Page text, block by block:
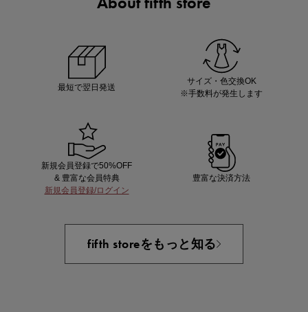
最短で翌日発送
サイズ・色交換OK
※手数料が発生します
新規会員登録で50%OFF
& 豊富な会員特典
新規会員登録/ログイン
豊富な決済方法
fifth storeをもっと知る